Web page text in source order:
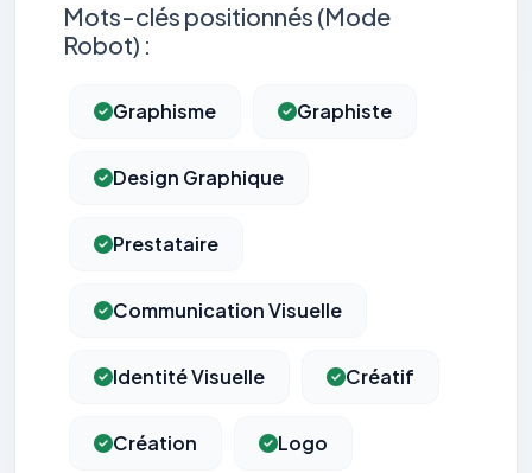
Mots-clés positionnés (Mode
Robot) :
Graphisme Graphiste
Design Graphique
Prestataire
Communication Visuelle
Identité Visuelle Créatif
Création Logo